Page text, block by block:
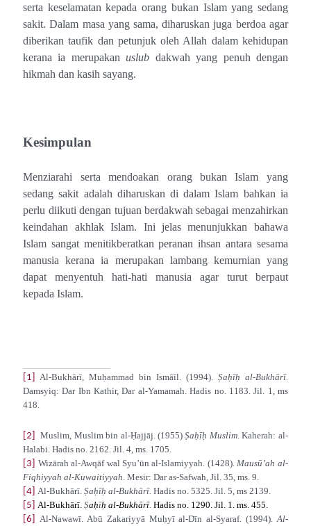
serta keselamatan kepada orang bukan Islam yang sedang
sakit. Dalam masa yang sama, diharuskan juga berdoa agar
diberikan taufik dan petunjuk oleh Allah dalam kehidupan
kerana ia merupakanuslub dakwah yang penuh dengan
hikmah dan kasih sayang.
Kesimpulan
Menziarahi serta mendoakan orang bukan Islam yang
sedang sakit adalah diharuskan di dalam Islam bahkan ia
perlu diikuti dengan tujuan berdakwah sebagai menzahirkan
keindahan akhlak Islam. Ini jelas menunjukkan bahawa
Islam sangat menitikberatkan peranan ihsan antara sesama
manusia kerana ia merupakan lambang kemurnian yang
dapat menyentuh hati-hati manusia agar turut berpaut
kepada Islam.
[1] Al-Bukhārī, Muḥammad bin Ismāīl. (1994). Ṣaḥīḥ al-Bukhārī.
Damsyiq: Dar Ibn Kathir, Dar al-Yamamah. Hadis no. 1183. Jil. 1, ms
418.
[2] Muslim, Muslim bin al-Ḥajjāj. (1955)Ṣaḥīḥ Muslim. Kaherah: al-
Halabi. Hadis no. 2162. Jil. 4, ms. 1705.
[3]
Wizārah al-Awqāf wal Syu’ūn al-Islamiyyah. (1428). Mausū’ah al-
Fiqhiyyah al-Kuwaitiyyah . Mesir: Dar as-Safwah, Jil. 35, ms. 9.
[4] Al-Bukhārī.Ṣaḥīḥ al-Bukhārī.Hadis no. 5325. Jil. 5, ms 2139.
[5]
Al-Bukhārī.Ṣaḥīḥ al-Bukhārī.Hadis no. 1290. Jil. 1. ms. 455.
[6]
Al-Nawawī. Abū Zakariyyā Muḥyī al-Dīn al-Syaraf. (1994). Al-